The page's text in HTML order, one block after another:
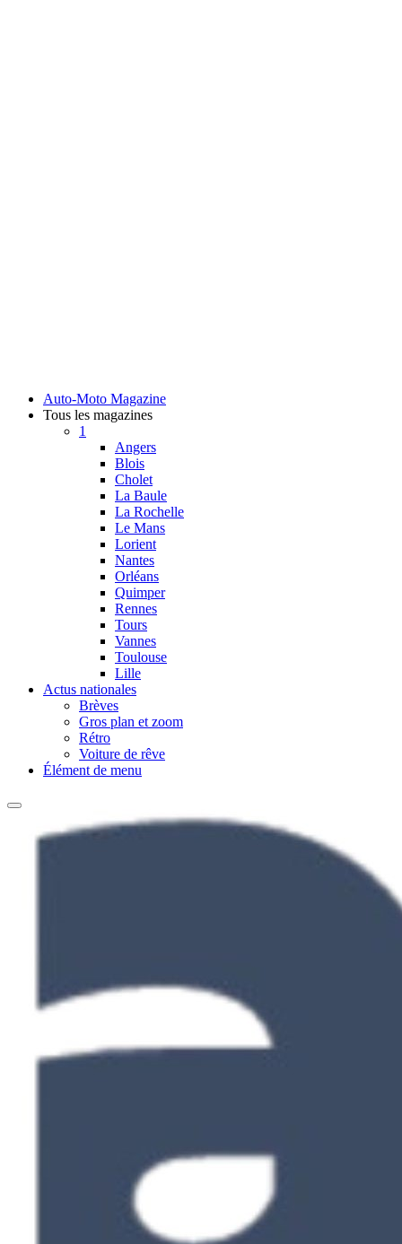
Auto-Moto Magazine
Tous les magazines
1
Angers
Blois
Cholet
La Baule
La Rochelle
Le Mans
Lorient
Nantes
Orléans
Quimper
Rennes
Tours
Vannes
Toulouse
Lille
Actus nationales
Brèves
Gros plan et zoom
Rétro
Voiture de rêve
Élément de menu